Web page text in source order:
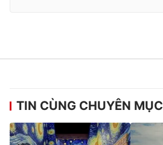
TIN CÙNG CHUYÊN MỤC